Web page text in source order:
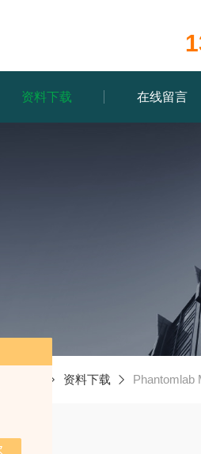
资料下载 在线留言
资料下载 Phantomlab